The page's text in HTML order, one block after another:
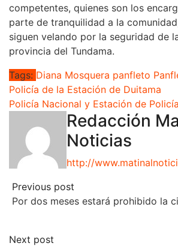
competentes, quienes son los
parte de tranquilidad a la
siguen velando por la seguridad de
provincia del Tundama.
Tags: Diana Mosquera panfleto
Policía de la Estación de Duitama
Policía Nacional y Estación de Policía
Redacción
Noticias
http://
Previous post
Por dos meses estará prohibido la
Next post